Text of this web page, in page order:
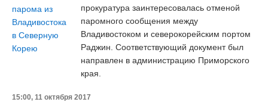
прокуратура заинтересовалась отменой
паромного сообщения между
Владивостоком и северокорейским портом
Раджин. Соответствующий документ был
направлен в администрацию Приморского
края.
15:00, 11 октября 2017